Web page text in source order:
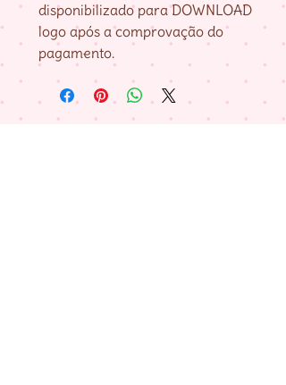
disponibilizado para DOWNLOAD
logo após a comprovação do
pagamento.